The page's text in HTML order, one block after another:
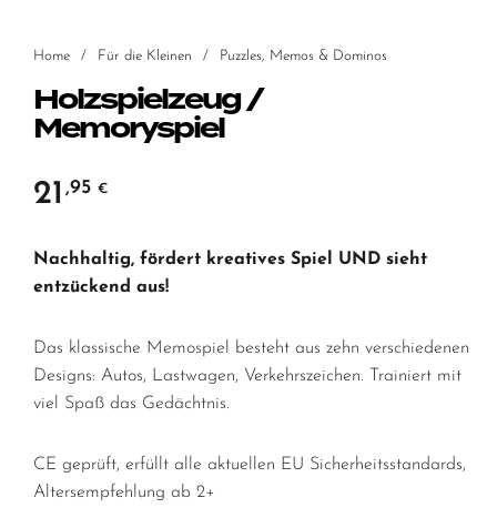
Home / Für die Kleinen / Puzzles, Memos & Dominos
Holzspielzeug /
Memoryspiel
21 ,95 €
Nachhaltig, fördert kreatives Spiel UND sieht
entzückend aus!
Das klassische Memospiel besteht aus zehn verschiedenen
Designs: Autos, Lastwagen, Verkehrszeichen. Trainiert mit
viel Spaß das Gedächtnis.
CE geprüft, erfüllt alle aktuellen EU Sicherheitsstandards,
Altersempfehlung ab 2+